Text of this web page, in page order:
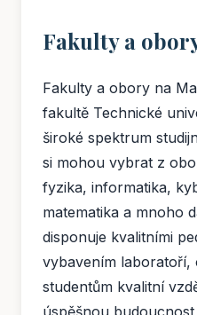
Fakulty a
Fakulty a obory na
fakultě Technické
široké spektrum
si mohou vybrat z
fyzika, informatika,
matematika a mnoho
disponuje kvalitními
vybavením laboratoří,
studentům kvalitní